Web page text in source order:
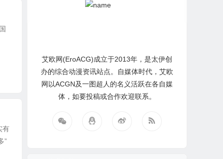
有
”
艾欧网(EroACG)成立于2013年，是太伊创
办的综合动漫资讯站点。自媒体时代，艾欧
网以ACGN及一图超人的名义活跃在各自媒
体，如要投稿或合作欢迎联系。